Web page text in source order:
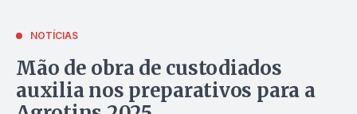
NOTÍCIAS
Mão de obra de custodiados
auxilia nos preparativos para a